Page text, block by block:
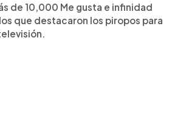
de 10,000 Me gusta e infinidad
que destacaron los piropos para